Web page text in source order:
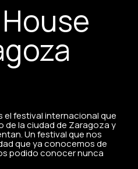
el festival internacional que
de la ciudad de Zaragoza y
Un festival que nos
que ya conocemos de
podido conocer nunca